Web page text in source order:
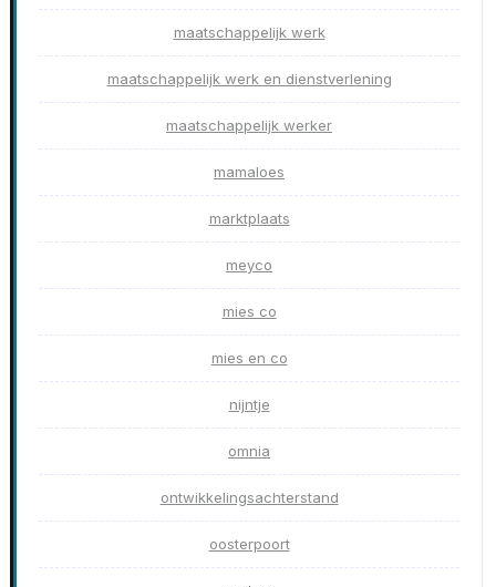
maatschappelijk werk
maatschappelijk werk en dienstverlening
maatschappelijk werker
mamaloes
marktplaats
meyco
mies co
mies en co
nijntje
omnia
ontwikkelingsachterstand
oosterpoort